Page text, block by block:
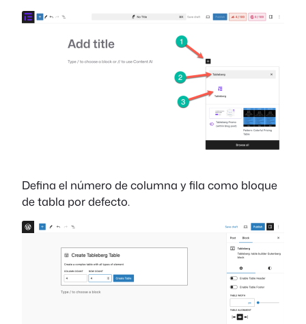
Defina el número de columna y fila como bloque
de tabla por defecto.